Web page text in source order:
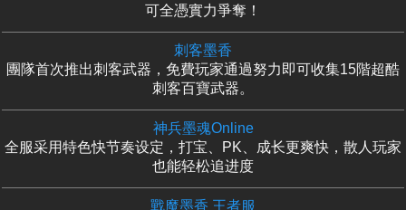
可全憑實力爭奪！
刺客墨香
團隊首次推出刺客武器，免費玩家通過努力即可收集15階超酷
刺客百寶武器。
神兵墨魂Online
全服采用特色快节奏设定，打宝、PK、成长更爽快，散人玩家
也能轻松追进度
戰魔墨香 王者服